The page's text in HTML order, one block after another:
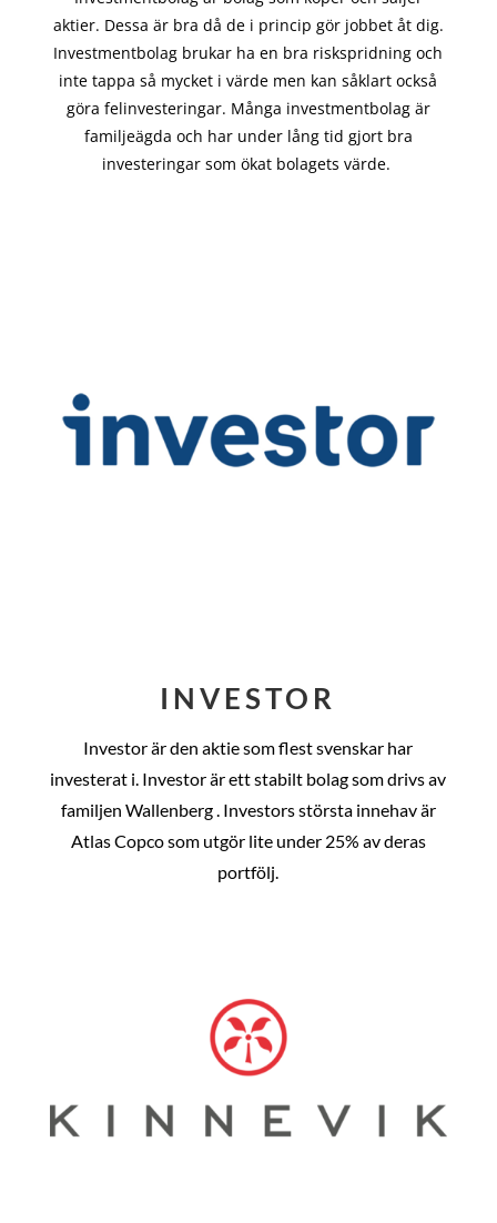
aktier. Dessa är bra då de i princip görjobbet åt dig.
Investmentbolag brukar ha en bra riskspridning och
inte tappa så mycket i värde men kan såklart också
göra felinvesteringar. Många investmentbolag är
familjeägda och har under lång tid gjort bra
investeringar som ökat bolagets värde.
INVESTOR
Investor är den aktie som flest svenskar har
investerat i. Investor är ett stabilt bolag som drivs av
familjen Wallenberg . Investors största innehav är
Atlas Copco som utgör lite under 25% av deras
portfölj.